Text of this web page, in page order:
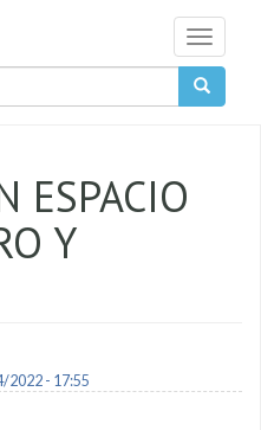
Toggle
ESPACIO
Y
2022 - 17:55